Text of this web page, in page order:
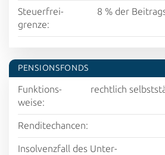
Steuer­frei­
grenze:
8 % der
PENSIONS­FONDS
Funktions­
weise:
rechtlich
Rendite­chancen:
Insolvenz­fall des Unter­